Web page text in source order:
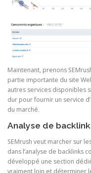
Maintenant, prenons
partie importante du site
autres services disponibles
dur pour fournir un service
du marché.
Analyse de
SEMrush veut marcher sur
dans l’analyse de backlinks
développé une section